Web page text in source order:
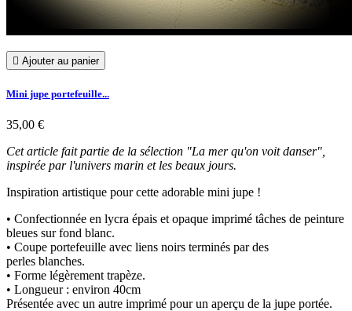
 Ajouter au panier
Mini jupe portefeuille...
35,00 €
Cet article fait partie de la sélection "La mer qu'on voit danser",
inspirée par l'univers marin et les beaux jours.
Inspiration artistique pour cette adorable mini jupe !
• Confectionnée en lycra épais et opaque imprimé tâches de peinture
bleues sur fond blanc.
• Coupe portefeuille avec liens noirs terminés par des
perles blanches.
• Forme légèrement trapèze.
• Longueur : environ 40cm
Présentée avec un autre imprimé pour un aperçu de la jupe portée.